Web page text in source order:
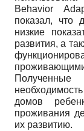
Behavior
показал, что
низкие
развития, а
домов
проживания
их развитию.